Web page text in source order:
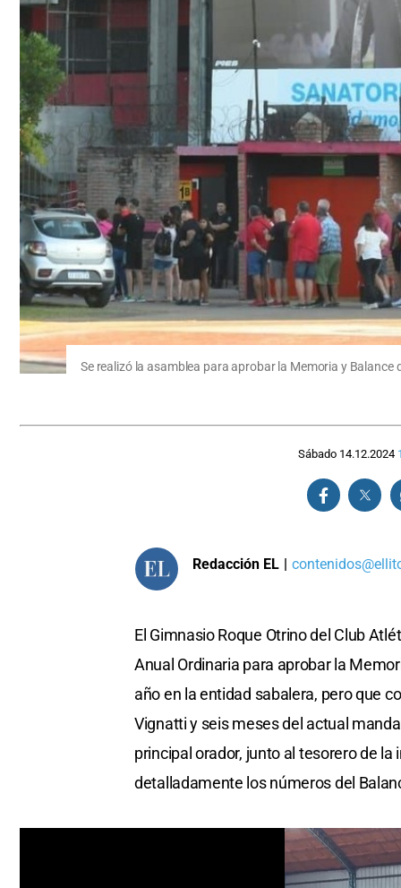
Se realizó la asamblea para aprobar la Memoria y
Sábado 14.12.2024
Redacción EL |
El Gimnasio Roque Otrino del Club
Anual Ordinaria para aprobar la
año en la entidad sabalera, pero que
Vignatti y seis meses del actual
principal orador, junto al tesorero de
detalladamente los números del